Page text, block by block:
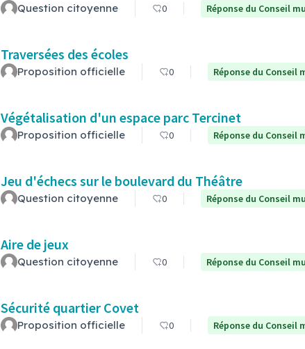
Question citoyenne 0 Réponse du Conseil
Traversées des écoles
Proposition officielle 0 Réponse du
Végétalisation d'un espace parc Tercinet
Proposition officielle 0 Réponse du
Jeu d'échecs sur le boulevard du Théâtre
Question citoyenne 0 Réponse du Conseil
Aire de jeux
Question citoyenne 0 Réponse du Conseil
Sécurité quartier Covet
Proposition officielle 0 Réponse du